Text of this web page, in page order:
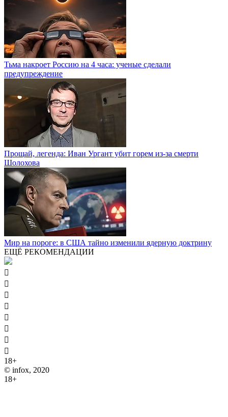
Тьма накроет Россию на 4 часа: ученые сделали
предупреждение
Прощай, легенда: Иван Ургант убит горем из-за смерти
Шолохова
Мир на пороге: в США тайно изменили ядерную доктрину
ЕЩЁ РЕКОМЕНДАЦИИ








18+
© infox, 2020
18+